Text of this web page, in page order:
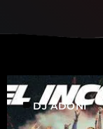
label DJ ADONI